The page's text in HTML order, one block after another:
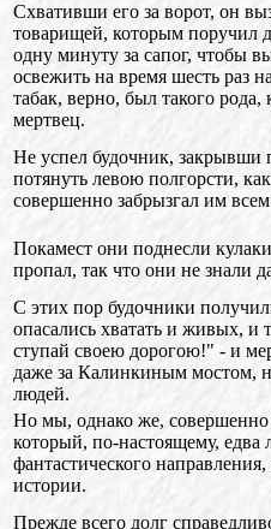
Схвативши его за ворот, он
товарищей, которым поручил
одну минуту за сапог, чтобы
освежить на время шесть раз
табак, верно, был такого
мертвец.
Не успел будочник,
потянуть левою полгорсти,
совершенно забрызгал им всем
Покамест они поднесли
пропал, так что они не знали
С этих пор будочники
опасались хватать и живых, и
ступай своею дорогою!" - и
даже за Калинкиным мостом,
людей.
Но мы, однако же, совершенно
который, по-настоящему,
фантастического
истории.
Прежде всего долг